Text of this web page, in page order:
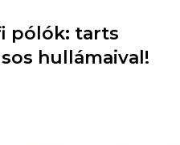
pólók: tarts
hullámaival!